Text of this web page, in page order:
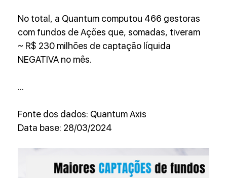
No total, a Quantum computou 466 gestoras
com fundos de Ações que, somadas, tiveram
~ R$ 230 milhões de captação líquida
NEGATIVA no mês.
...
Fonte dos dados: Quantum Axis
Data base: 28/03/2024